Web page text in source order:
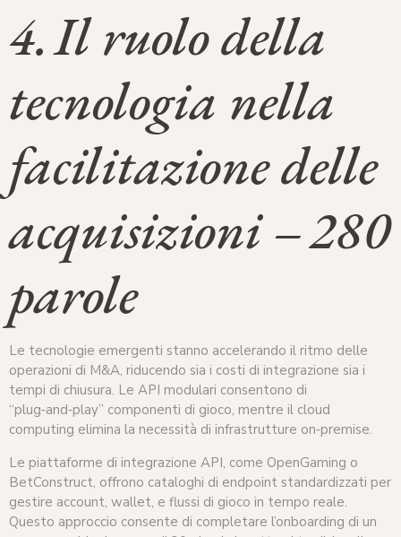
4. Il ruolo della
tecnologia nella
facilitazione delle
acquisizioni – 280
parole
Le tecnologie emergenti stanno accelerando il ritmo delle
operazioni di M&A, riducendo sia i costi di integrazione sia i
tempi di chiusura. Le API modulari consentono di
“plug‑and‑play” componenti di gioco, mentre il cloud
computing elimina la necessità di infrastrutture on‑premise.
Le piattaforme di integrazione API, come OpenGaming o
BetConstruct, offrono cataloghi di endpoint standardizzati per
gestire account, wallet, e flussi di gioco in tempo reale.
Questo approccio consente di completare l’onboarding di un